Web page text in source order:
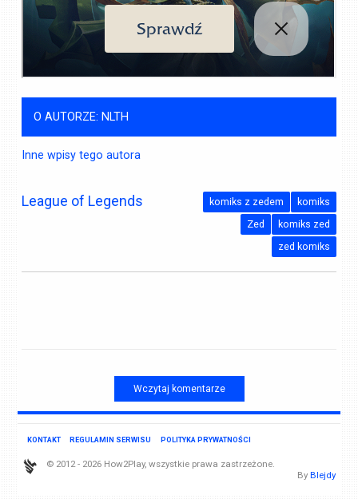
O AUTORZE: NLTH
Inne wpisy tego autora
League of Legends komiks
komiks z zedem
komiks zed
Zed
zed komiks
Wczytaj komentarze
KONTAKT REGULAMIN SERWISU POLITYKA PRYWATNOŚCI
© 2012 - 2026 How2Play, wszystkie prawa zastrzeżone.
By Blejdy